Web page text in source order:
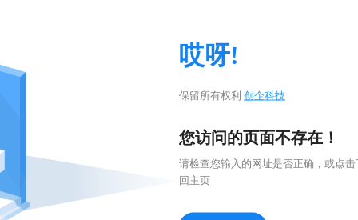
哎呀!
保留所有权利 创企科技
您访问的页面不存在！
请检查您输入的网址是否正确，或点
回主页